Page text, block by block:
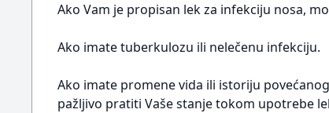
Ako Vam je propisan lek za infekciju nosa,
Ako imate tuberkulozu ili nelečenu infekciju.
Ako imate promene vida ili istoriju
pažljivo pratiti Vaše stanje tokom upotrebe